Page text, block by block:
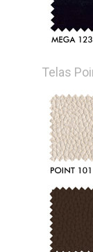
Telas